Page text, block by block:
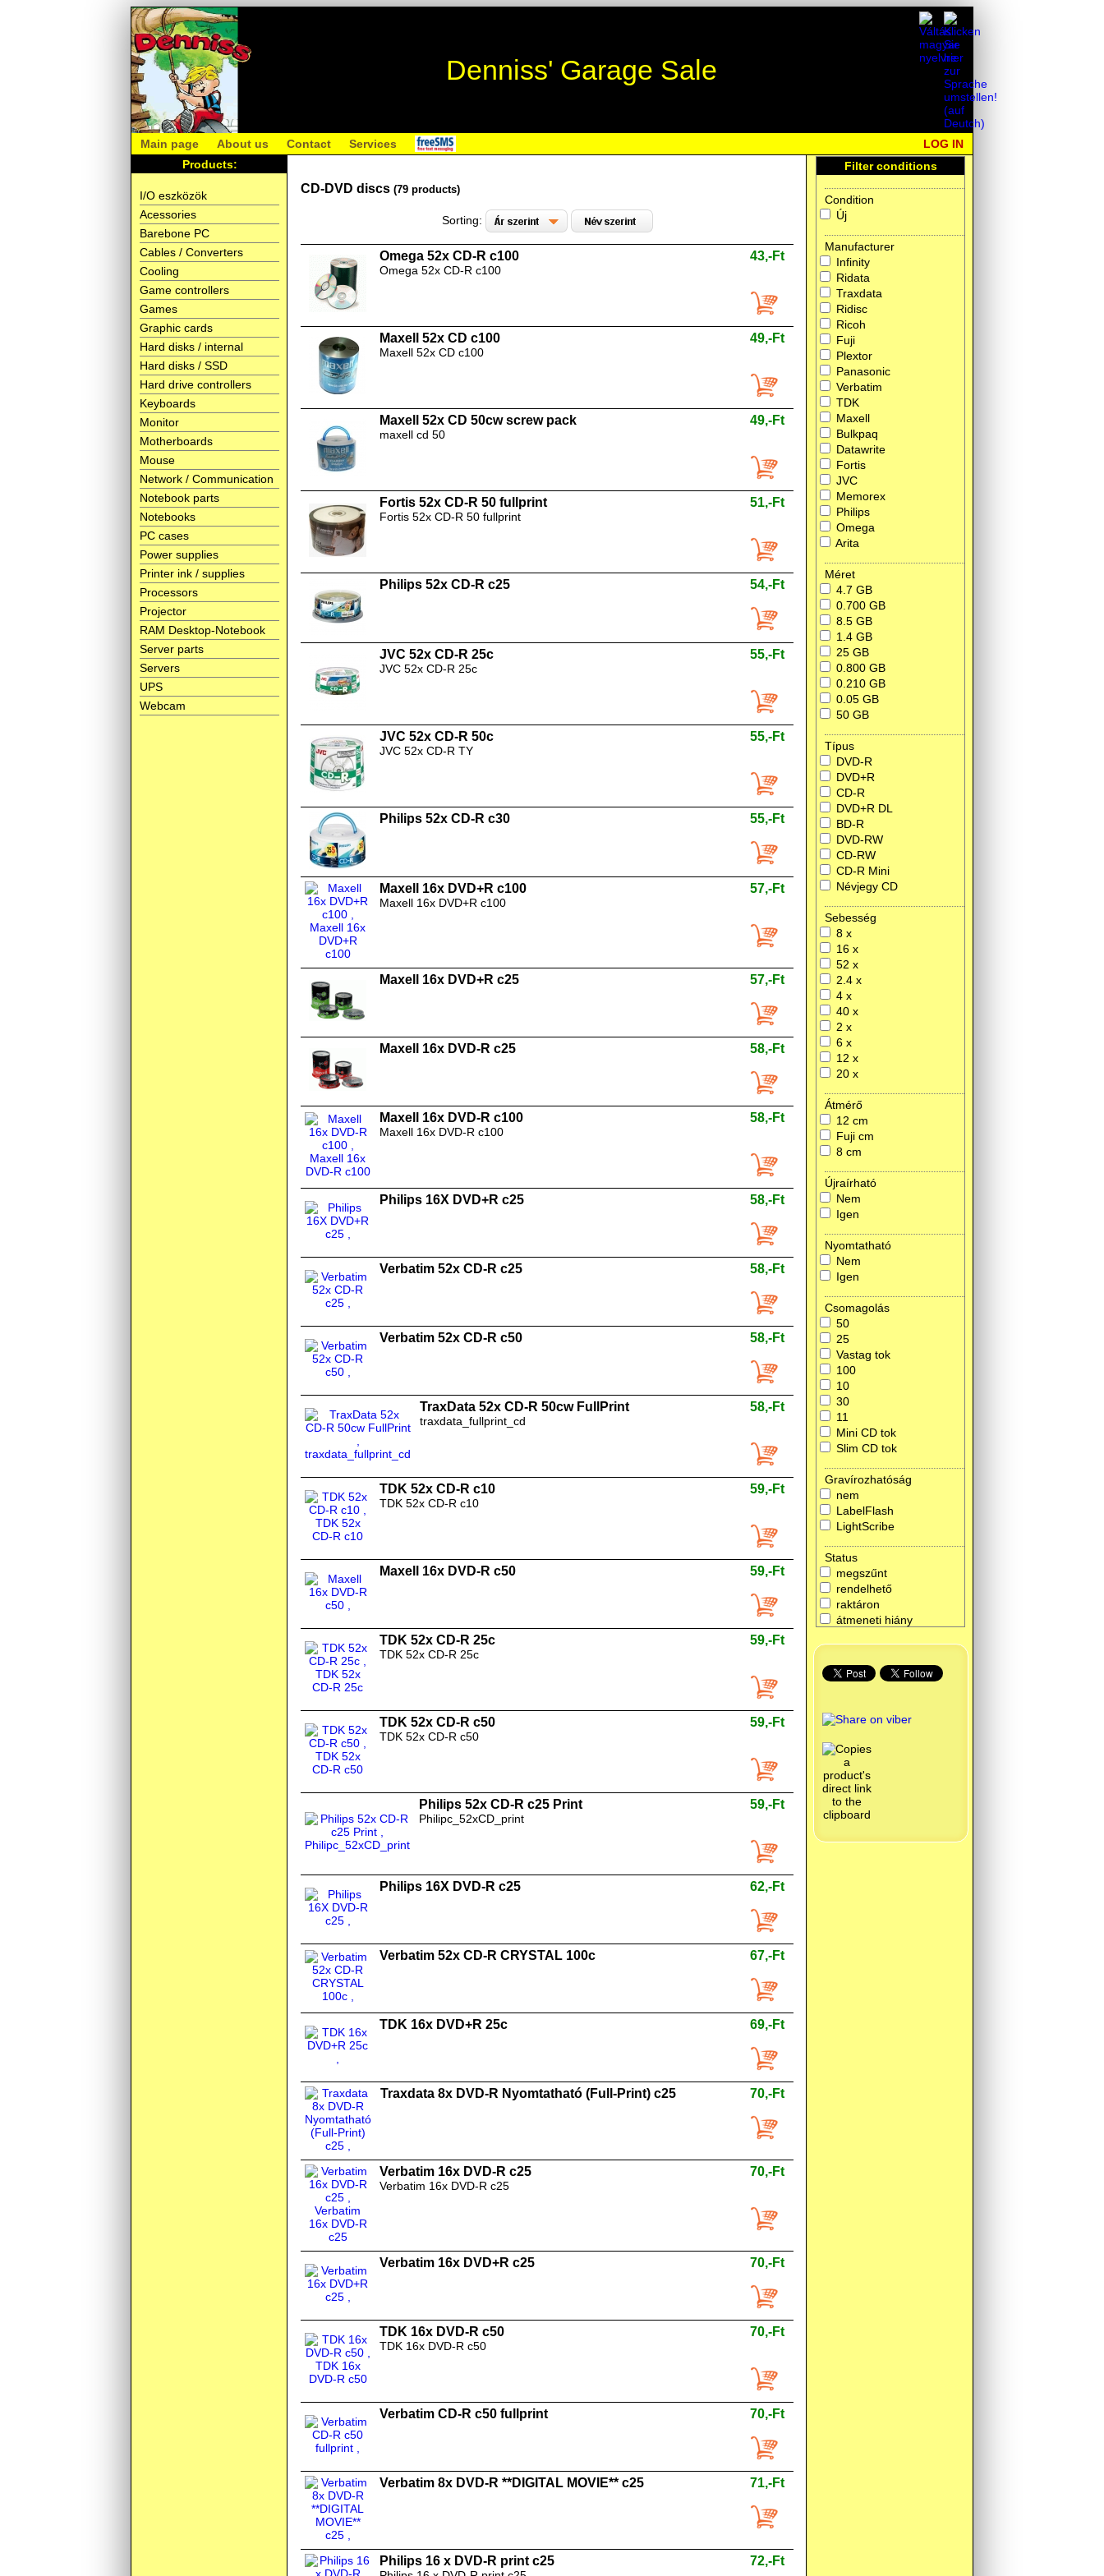
Denniss' Garage Sale
Main page About us Contact Services
LOG IN
Products:
I/O eszközök
Acessories
Barebone PC
Cables / Converters
Cooling
Game controllers
Games
Graphic cards
Hard disks / internal
Hard disks / SSD
Hard drive controllers
Keyboards
Monitor
Motherboards
Mouse
Network / Communication
Notebook parts
Notebooks
PC cases
Power supplies
Printer ink / supplies
Processors
Projector
RAM Desktop-Notebook
Server parts
Servers
UPS
Webcam
CD-DVD discs (79 products)
Sorting:
Omega 52x CD-R c100
Omega 52x CD-R c100
43,-Ft
Maxell 52x CD c100
Maxell 52x CD c100
49,-Ft
Maxell 52x CD 50cw screw pack
maxell cd 50
49,-Ft
Fortis 52x CD-R 50 fullprint
Fortis 52x CD-R 50 fullprint
51,-Ft
Philips 52x CD-R c25 54,-Ft
JVC 52x CD-R 25c
JVC 52x CD-R 25c
55,-Ft
JVC 52x CD-R 50c
JVC 52x CD-R TY
55,-Ft
Philips 52x CD-R c30 55,-Ft
Maxell 16x DVD+R c100
Maxell 16x DVD+R c100
57,-Ft
Maxell 16x DVD+R c25 57,-Ft
Maxell 16x DVD-R c25 58,-Ft
Maxell 16x DVD-R c100
Maxell 16x DVD-R c100
58,-Ft
Philips 16X DVD+R c25 58,-Ft
Verbatim 52x CD-R c25 58,-Ft
Verbatim 52x CD-R c50 58,-Ft
TraxData 52x CD-R 50cw FullPrint
traxdata_fullprint_cd
58,-Ft
TDK 52x CD-R c10
TDK 52x CD-R c10
59,-Ft
Maxell 16x DVD-R c50 59,-Ft
TDK 52x CD-R 25c
TDK 52x CD-R 25c
59,-Ft
TDK 52x CD-R c50
TDK 52x CD-R c50
59,-Ft
Philips 52x CD-R c25 Print
Philipc_52xCD_print
59,-Ft
Philips 16X DVD-R c25 62,-Ft
Verbatim 52x CD-R CRYSTAL 100c 67,-Ft
TDK 16x DVD+R 25c 69,-Ft
Traxdata 8x DVD-R Nyomtatható (Full-Print) c25 70,-Ft
Verbatim 16x DVD-R c25
Verbatim 16x DVD-R c25
70,-Ft
Verbatim 16x DVD+R c25 70,-Ft
TDK 16x DVD-R c50
TDK 16x DVD-R c50
70,-Ft
Verbatim CD-R c50 fullprint 70,-Ft
Verbatim 8x DVD-R **DIGITAL MOVIE** c25 71,-Ft
Philips 16 x DVD-R print c25 72,-Ft
Filter conditions
Condition
Új
Manufacturer
Infinity
Ridata
Traxdata
Ridisc
Ricoh
Fuji
Plextor
Panasonic
Verbatim
TDK
Maxell
Bulkpaq
Datawrite
Fortis
JVC
Memorex
Philips
Omega
Arita
Méret
4.7 GB
0.700 GB
8.5 GB
1.4 GB
25 GB
0.800 GB
0.210 GB
0.05 GB
50 GB
Típus
DVD-R
DVD+R
CD-R
DVD+R DL
BD-R
DVD-RW
CD-RW
CD-R Mini
Névjegy CD
Sebesség
8 x
16 x
52 x
2.4 x
4 x
40 x
2 x
6 x
12 x
20 x
Átmérő
12 cm
Fuji cm
8 cm
Újraírható
Nem
Igen
Nyomtatható
Nem
Igen
Csomagolás
50
25
Vastag tok
100
10
30
11
Mini CD tok
Slim CD tok
Gravírozhatóság
nem
LabelFlash
LightScribe
Status
megszűnt
rendelhető
raktáron
átmeneti hiány